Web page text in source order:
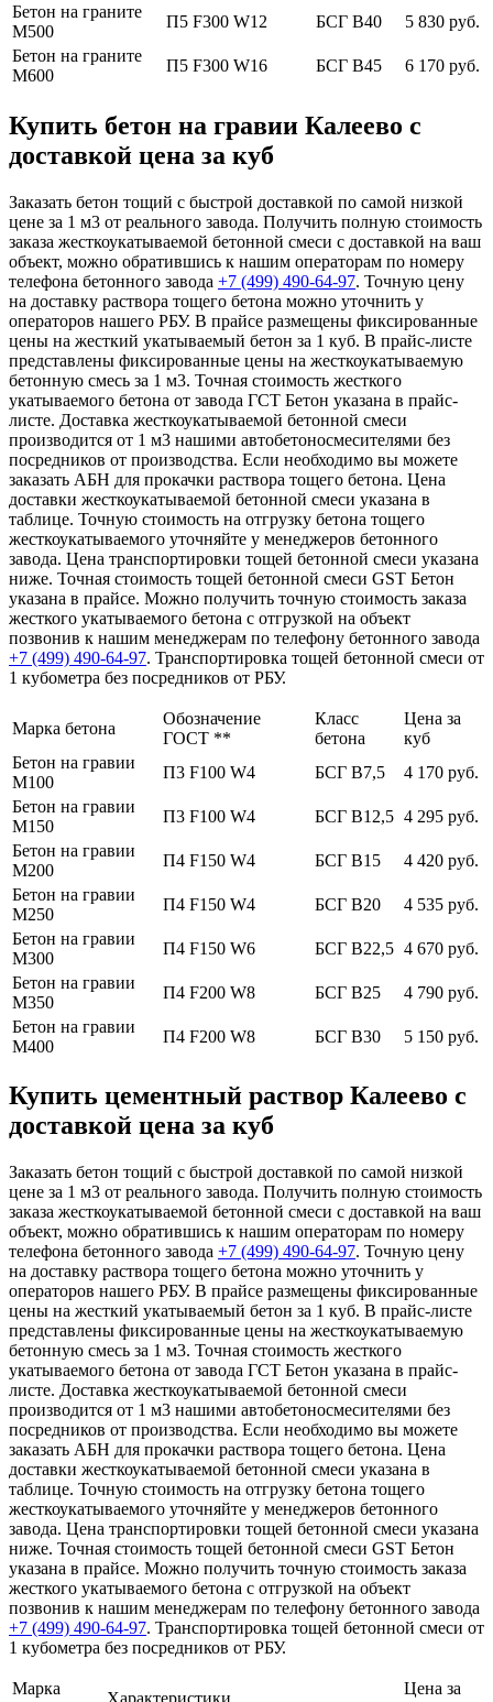
Бетон на граните
М500
П5 F300 W12 БСГ В40
5 830 руб.
Бетон на граните
М600
П5 F300 W16 БСГ В45 6 170 руб.
Купить бетон на гравии Калеево с
доставкой цена за куб
Заказать бетон тощий с быстрой доставкой по самой низкой
цене за 1 м3 от реального завода. Получить полную стоимость
заказа жесткоукатываемой бетонной смеси с доставкой на ваш
объект, можно обратившись к нашим операторам по номеру
телефона бетонного завода +7 (499) 490-64-97. Точную цену
на доставку раствора тощего бетона можно уточнить у
операторов нашего РБУ. В прайсе размещены фиксированные
цены на жесткий укатываемый бетон за 1 куб. В прайс-листе
представлены фиксированные цены на жесткоукатываемую
бетонную смесь за 1 м3. Точная стоимость жесткого
укатываемого бетона от завода ГСТ Бетон указана в прайс-
листе. Доставка жесткоукатываемой бетонной смеси
производится от 1 м3 нашими автобетоносмесителями без
посредников от производства. Если необходимо вы можете
заказать АБН для прокачки раствора тощего бетона. Цена
доставки жесткоукатываемой бетонной смеси указана в
таблице. Точную стоимость на отгрузку бетона тощего
жесткоукатываемого уточняйте у менеджеров бетонного
завода. Цена транспортировки тощей бетонной смеси указана
ниже. Точная стоимость тощей бетонной смеси GST Бетон
указана в прайсе. Можно получить точную стоимость заказа
жесткого укатываемого бетона с отгрузкой на объект
позвонив к нашим менеджерам по телефону бетонного завода
+7 (499) 490-64-97. Транспортировка тощей бетонной смеси от
1 кубометра без посредников от РБУ.
Марка бетона
Обозначение
ГОСТ **
Класс
бетона
Цена за
куб
Бетон на гравии
М100
П3 F100 W4 БСГ В7,5
4 170 руб.
Бетон на гравии
М150
П3 F100 W4 БСГ В12,5 4 295 руб.
Бетон на гравии
М200
П4 F150 W4 БСГ В15
4 420 руб.
Бетон на гравии
М250
П4 F150 W4 БСГ В20
4 535 руб.
Бетон на гравии
М300
П4 F150 W6 БСГ В22,5 4 670 руб.
Бетон на гравии
М350
П4 F200 W8 БСГ В25
4 790 руб.
Бетон на гравии
М400
П4 F200 W8 БСГ В30 5 150 руб.
Купить цементный раствор Калеево с
доставкой цена за куб
Заказать бетон тощий с быстрой доставкой по самой низкой
цене за 1 м3 от реального завода. Получить полную стоимость
заказа жесткоукатываемой бетонной смеси с доставкой на ваш
объект, можно обратившись к нашим операторам по номеру
телефона бетонного завода +7 (499) 490-64-97. Точную цену
на доставку раствора тощего бетона можно уточнить у
операторов нашего РБУ. В прайсе размещены фиксированные
цены на жесткий укатываемый бетон за 1 куб. В прайс-листе
представлены фиксированные цены на жесткоукатываемую
бетонную смесь за 1 м3. Точная стоимость жесткого
укатываемого бетона от завода ГСТ Бетон указана в прайс-
листе. Доставка жесткоукатываемой бетонной смеси
производится от 1 м3 нашими автобетоносмесителями без
посредников от производства. Если необходимо вы можете
заказать АБН для прокачки раствора тощего бетона. Цена
доставки жесткоукатываемой бетонной смеси указана в
таблице. Точную стоимость на отгрузку бетона тощего
жесткоукатываемого уточняйте у менеджеров бетонного
завода. Цена транспортировки тощей бетонной смеси указана
ниже. Точная стоимость тощей бетонной смеси GST Бетон
указана в прайсе. Можно получить точную стоимость заказа
жесткого укатываемого бетона с отгрузкой на объект
позвонив к нашим менеджерам по телефону бетонного завода
+7 (499) 490-64-97. Транспортировка тощей бетонной смеси от
1 кубометра без посредников от РБУ.
Марка
Цена за